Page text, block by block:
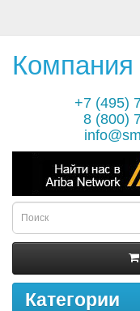
+7 (495)
8 (800)
Категории